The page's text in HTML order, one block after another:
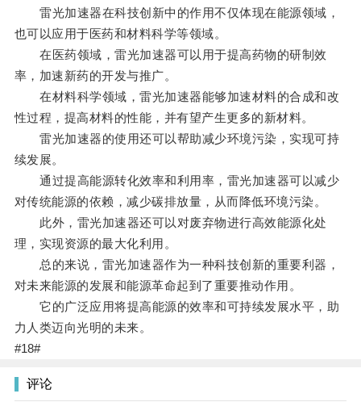
雷光加速器在科技创新中的作用不仅体现在能源领域，
也可以应用于医药和材料科学等领域。
在医药领域，雷光加速器可以用于提高药物的研制效
率，加速新药的开发与推广。
在材料科学领域，雷光加速器能够加速材料的合成和改
性过程，提高材料的性能，并有望产生更多的新材料。
雷光加速器的使用还可以帮助减少环境污染，实现可持
续发展。
通过提高能源转化效率和利用率，雷光加速器可以减少
对传统能源的依赖，减少碳排放量，从而降低环境污染。
此外，雷光加速器还可以对废弃物进行高效能源化处
理，实现资源的最大化利用。
总的来说，雷光加速器作为一种科技创新的重要利器，
对未来能源的发展和能源革命起到了重要推动作用。
它的广泛应用将提高能源的效率和可持续发展水平，助
力人类迈向光明的未来。
#18#
评论